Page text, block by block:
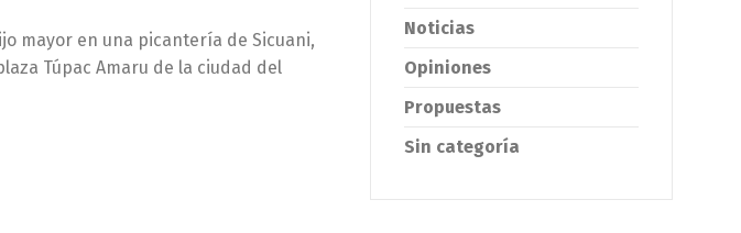
mayor en una picantería de Sicuani,
Túpac Amaru de la ciudad del
Noticias
Opiniones
Propuestas
Sin categoría